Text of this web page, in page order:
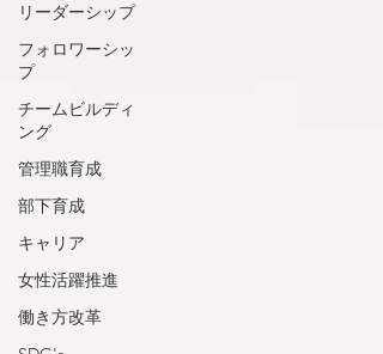
リーダーシップ
フォロワーシッ
プ
チームビルディ
ング
管理職育成
部下育成
キャリア
女性活躍推進
働き方改革